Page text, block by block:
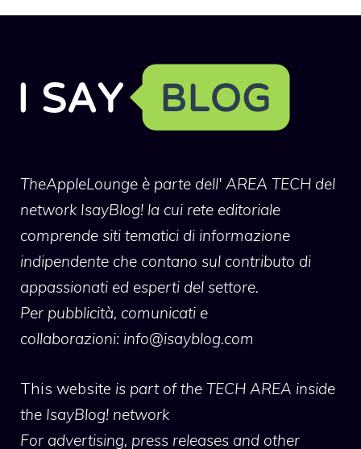
TheAppleLounge è parte dell' AREA TECH del
network IsayBlog! la cui rete editoriale
comprende siti tematici di informazione
indipendente che contano sul contributo di
appassionati ed esperti del settore.
Per pubblicità, comunicati e
collaborazioni: info@isayblog.com
This website is part of the TECH AREA inside
the IsayBlog! network
For advertising, press releases and other